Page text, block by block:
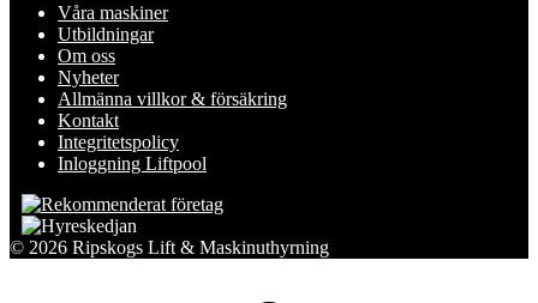
Våra maskiner
Utbildningar
Om oss
Nyheter
Allmänna villkor & försäkring
Kontakt
Integritetspolicy
Inloggning Liftpool
© 2026 Ripskogs Lift & Maskinuthyrning